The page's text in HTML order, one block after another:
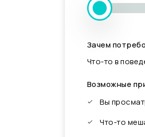
Зачем
Что-то в
Возможные
Вы
Что-то